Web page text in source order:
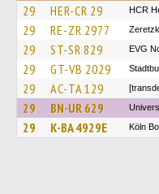
29 HER-CR 29 HCR
29 RE-ZR 2977
29 ST-SR 829 EVG
29 GT-VB 2029
29 AC-TA 129
29 BN-UR 629 Univers
29 K-BA 4929E Köln